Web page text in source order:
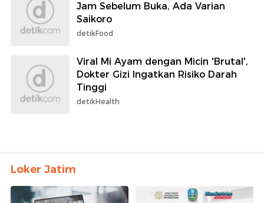
Jam Sebelum Buka, Ada Varian
Saikoro
detikFood
Viral Mi Ayam dengan Micin 'Brutal',
Dokter Gizi Ingatkan Risiko Darah
Tinggi
detikHealth
Loker Jatim